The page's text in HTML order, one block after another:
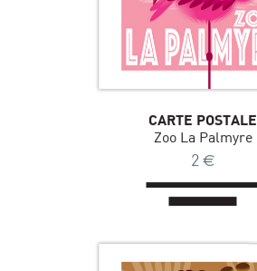
CARTE POSTALE
Zoo La Palmyre
2 €